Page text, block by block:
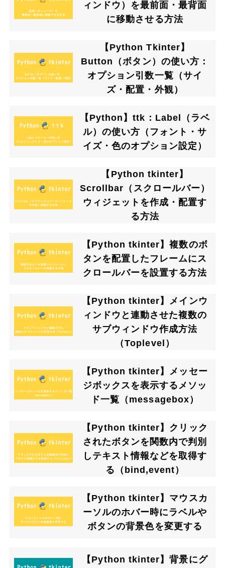
ィンドウ）を最前面・最背面
に移動させる方法
【Python Tkinter】
Button（ボタン）の使い方：
オプション引数一覧（サイ
ズ・配置・外観）
【Python】ttk：Label（ラベ
ル）の使い方（フォント・サ
イズ・色のオプション設定）
【Python tkinter】
Scrollbar（スクロールバー）
ウィジェットを作成・配置す
る方法
【Python tkinter】複数のボ
タンを配置したフレームにス
クロールバーを設置する方法
【Python tkinter】メインウ
ィンドウと連動させた複数の
サブウィンドウ作成方法
（Toplevel）
【Python tkinter】メッセー
ジボックスを表示するメソッ
ド一覧（messagebox）
【Python tkinter】クリック
されたボタンを関数内で判別
しテキスト情報などを取得す
る（bind,event）
【Python tkinter】マウスカ
ーソルのホバー時にラベルや
ボタンの背景色を変更する
【Python tkinter】背景にグ